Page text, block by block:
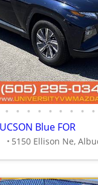
• • • • • • • • •
Blue FOR